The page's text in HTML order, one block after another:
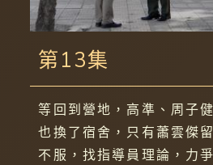
第13集
等回到營地，高準、周子
也換了宿舍，只有蕭雲傑
不服，找指導員理論，力